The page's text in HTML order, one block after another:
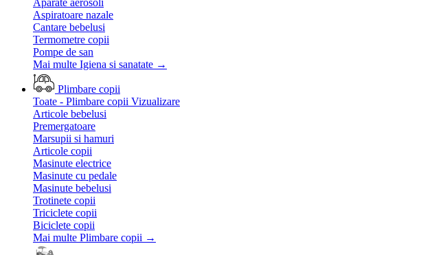
Aparate aerosoli
Aspiratoare nazale
Cantare bebelusi
Termometre copii
Pompe de san
Mai multe Igiena si sanatate →
Plimbare copii
Toate - Plimbare copii Vizualizare
Articole bebelusi
Premergatoare
Marsupii si hamuri
Articole copii
Masinute electrice
Masinute cu pedale
Masinute bebelusi
Trotinete copii
Triciclete copii
Biciclete copii
Mai multe Plimbare copii →